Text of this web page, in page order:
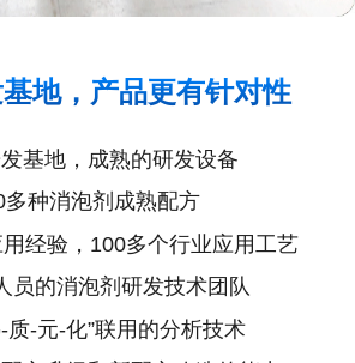
地，产品更有针对性
基地，成熟的研发设备
多种消泡剂成熟配方
经验，100多个行业应用工艺
员的消泡剂研发技术团队
质-元-化”联用的分析技术